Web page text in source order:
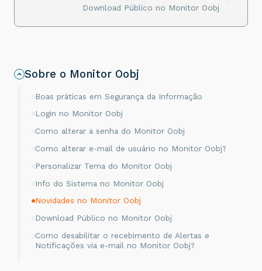
Download Público no Monitor Oobj
Sobre o Monitor Oobj
Boas práticas em Segurança da Informação
Login no Monitor Oobj
Como alterar a senha do Monitor Oobj
Como alterar e-mail de usuário no Monitor Oobj?
Personalizar Tema do Monitor Oobj
Info do Sistema no Monitor Oobj
Novidades no Monitor Oobj
Download Público no Monitor Oobj
Como desabilitar o recebimento de Alertas e
Notificações via e-mail no Monitor Oobj?